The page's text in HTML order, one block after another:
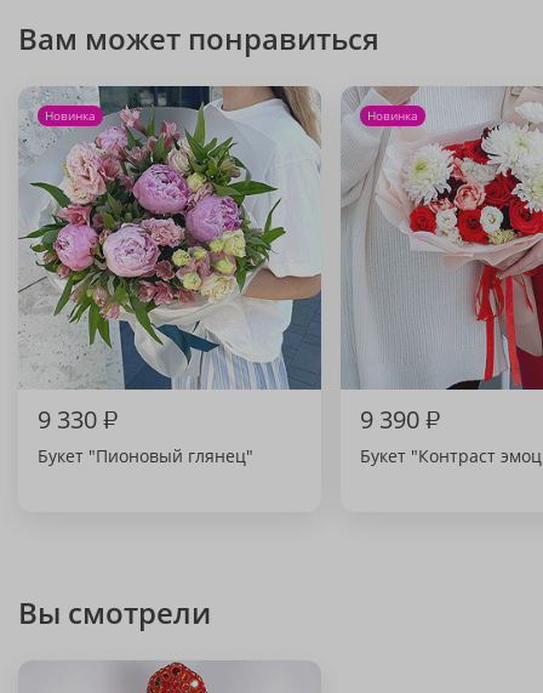
Вам может понравиться
Новинка
9 330₽
Букет "Пионовый глянец"
Новинка
9 390₽
Букет "Контраст
Вы смотрели